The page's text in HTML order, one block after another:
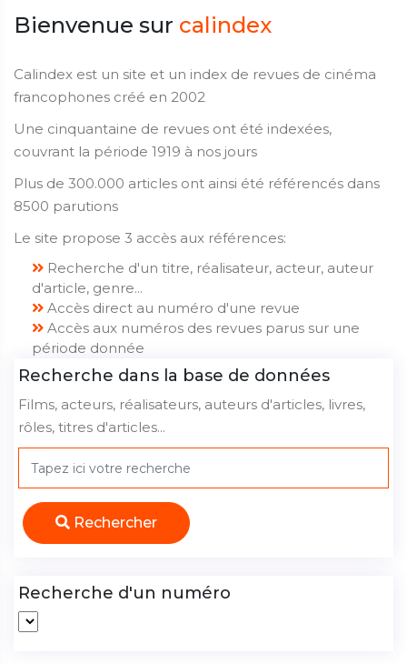
Bienvenue sur calindex
Calindex est un site et un index de revues de cinéma
francophones créé en 2002
Une cinquantaine de revues ont été indexées,
couvrant la période 1919 à nos jours
Plus de 300.000 articles ont ainsi été référencés dans
8500 parutions
Le site propose 3 accès aux références:
Recherche d'un titre, réalisateur, acteur, auteur
d'article, genre...
Accès direct au numéro d'une revue
Accès aux numéros des revues parus sur une
période donnée
Recherche dans la base de données
Films, acteurs, réalisateurs, auteurs d'articles, livres,
rôles, titres d'articles...
Rechercher
Recherche d'un numéro